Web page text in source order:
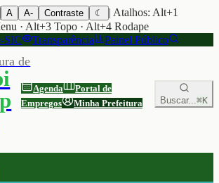
A A- Contraste ☾
| Atalhos: Alt+1
· Alt+3 Topo · Alt+4 Rodape
SIC Transparência Painel Público
de
Agenda
Portal de
Empregos
Minha Prefeitura Buscar...⌘K